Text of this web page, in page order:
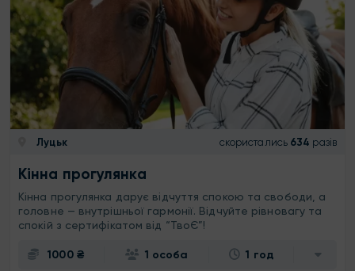
Луцьк скористались 634 разів
Кінна прогулянка
Кінна прогулянка дарує відчуття спокою та свободи, а
головне — внутрішньої гармонії. Відчуйте рівновагу та
спокій з сертифікатом від “ТвоЄ”!
1000 ₴ 1 особа 1 год